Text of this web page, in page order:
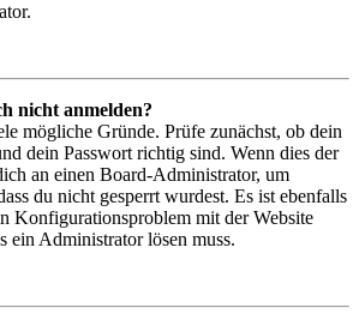
nicht anmelden?
mögliche Gründe. Prüfe zunächst, ob dein
dein Passwort richtig sind. Wenn dies der
an einen Board-Administrator, um
du nicht gesperrt wurdest. Es ist ebenfalls
Konfigurationsproblem mit der Website
ein Administrator lösen muss.